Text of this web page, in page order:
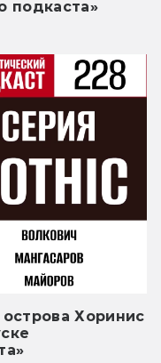
подкаста»
Хоринис